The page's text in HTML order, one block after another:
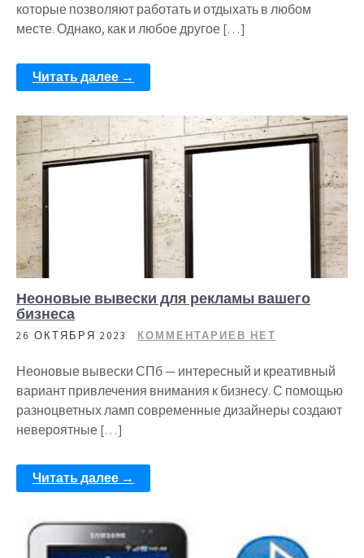
которые позволяют работать и отдыхать в любом
месте. Однако, как и любое другое […]
Читать далее →
Неоновые вывески для рекламы вашего
бизнеса
26 ОКТЯБРЯ 2023 КОММЕНТАРИЕВ НЕТ
Неоновые вывески СПб — интересный и креативный
вариант привлечения внимания к бизнесу. С помощью
разноцветных ламп современные дизайнеры создают
невероятные […]
Читать далее →